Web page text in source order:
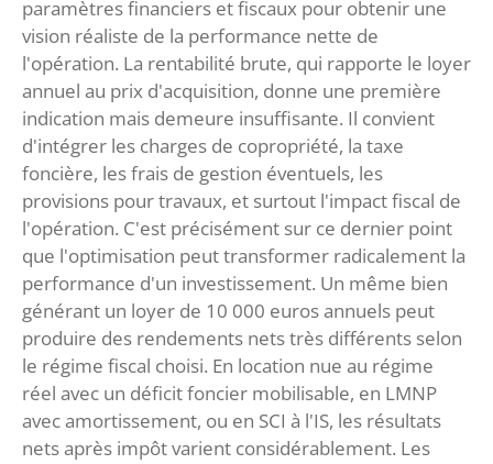
paramètres financiers et fiscaux pour obtenir une
vision réaliste de la performance nette de
l'opération. La rentabilité brute, qui rapporte le loyer
annuel au prix d'acquisition, donne une première
indication mais demeure insuffisante. Il convient
d'intégrer les charges de copropriété, la taxe
foncière, les frais de gestion éventuels, les
provisions pour travaux, et surtout l'impact fiscal de
l'opération. C'est précisément sur ce dernier point
que l'optimisation peut transformer radicalement la
performance d'un investissement. Un même bien
générant un loyer de 10 000 euros annuels peut
produire des rendements nets très différents selon
le régime fiscal choisi. En location nue au régime
réel avec un déficit foncier mobilisable, en LMNP
avec amortissement, ou en SCI à l'IS, les résultats
nets après impôt varient considérablement. Les